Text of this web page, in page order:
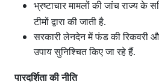
भ्रष्टाचार मामलों की जांच राज्य के
टीमों द्वारा की जाती है.
सरकारी लेनदेन में फंड की रिकवरी
उपाय सुनिश्चित किए जा रहे हैं.
पारदर्शिता की नीति